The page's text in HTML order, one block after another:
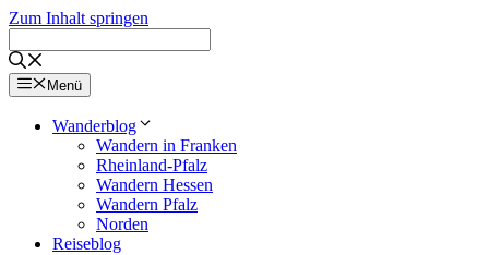
Zum Inhalt springen
Menü
Wanderblog
Wandern in Franken
Rheinland-Pfalz
Wandern Hessen
Wandern Pfalz
Norden
Reiseblog